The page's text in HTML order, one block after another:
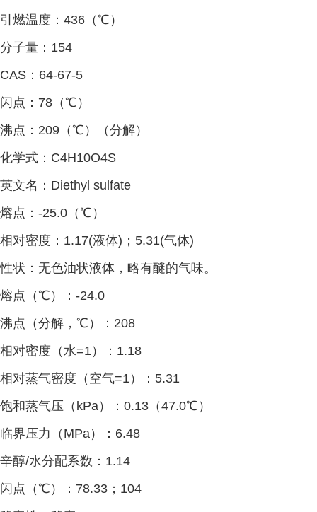
引燃温度： 436 （℃）
分子量： 154
CAS ： 64-67-5
闪点： 78 （℃）
沸点： 209 （℃）（分解）
化学式： C4H10O4S
英文名： Diethyl sulfate
熔点： -25.0 （℃）
相对密度： 1.17(液体) ； 5.31(气体)
性状：无色油状液体，略有醚的气味。
熔点（ ℃）： -24.0
沸点（分解， ℃）： 208
相对密度（水=1）： 1.18
相对蒸气密度（空气=1）： 5.31
饱和蒸气压（ kPa）： 0.13 （47.0℃）
临界压力（ MPa）： 6.48
辛醇/水分配系数： 1.14
闪点（ ℃）： 78.33 ； 104